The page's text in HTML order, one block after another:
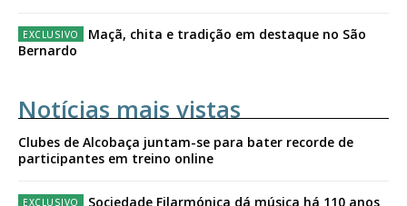
Maçã, chita e tradição em destaque no São
Bernardo
Notícias mais vistas
Clubes de Alcobaça juntam-se para bater recorde de
participantes em treino online
Sociedade Filarmónica dá música há 110 anos